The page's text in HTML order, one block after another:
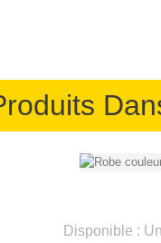
Disponible :